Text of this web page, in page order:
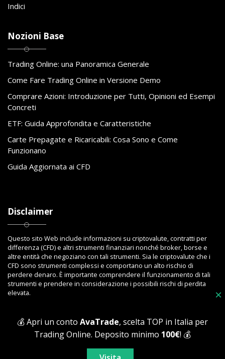
×
💰 Apri un conto AvaTrade, scelta TOP in Italia per
Trading Online. Deposito minimo 100€! 💰
Indici
Nozioni Base
Trading Online: una Panoramica Generale
Come Fare Trading Online in Versione Demo
Comprare Azioni: Introduzione per Tutti, Opinioni ed Esempi
Concreti
ETF: Guida Approfondita e Caratteristiche
Carte Prepagate e Ricaricabili: Cosa Sono e Come
Funzionano
Guida Aggiornata ai CFD
Disclaimer
Questo sito Web include informazioni su criptovalute, contratti per
differenza (CFD) e altri strumenti finanziari nonché broker, borse e
altre entità che negoziano con tali strumenti. Sia le criptovalute che i
CFD sono strumenti complessi e comportano un alto rischio di
perdere denaro. È importante comprendere il funzionamento di tali
strumenti e prendere in considerazione i possibili rischi di perdita
elevata.
Copyright © 2023 Toptrading.org - Edito da ViboBet - Sede legale: Via
Ipponium 8 - 89853 San Gregorio D'Ippona (VV) - P.IVA 03393810795 -